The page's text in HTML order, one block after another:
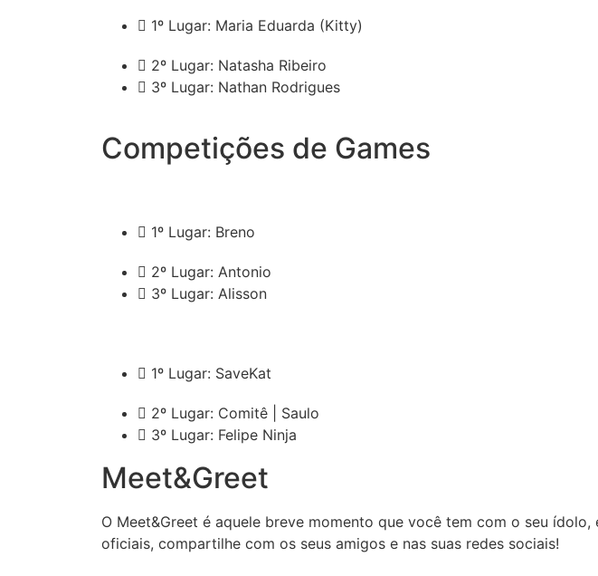
1º Lugar: Maria Eduarda (Kitty)
2º Lugar: Natasha Ribeiro
3º Lugar: Nathan Rodrigues
Competições de Games
1º Lugar: Breno
2º Lugar: Antonio
3º Lugar: Alisson
1º Lugar: SaveKat
2º Lugar: Comitê | Saulo
3º Lugar: Felipe Ninja
Meet&Greet
O Meet&Greet é aquele breve momento que você tem com o seu
oficiais, compartilhe com os seus amigos e nas suas redes sociais!